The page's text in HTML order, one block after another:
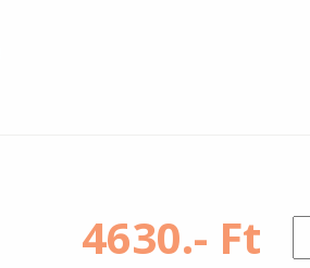
4630.- Ft